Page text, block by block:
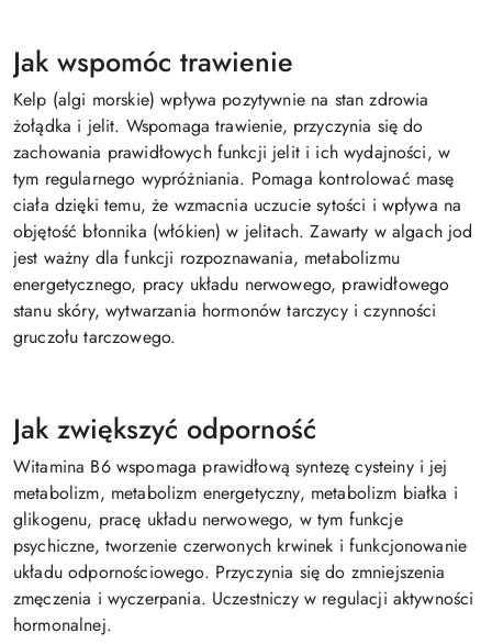
Jak wspomóc trawienie
Kelp (algi morskie) wpływa pozytywnie na stan zdrowia
żołądka i jelit. Wspomaga trawienie, przyczynia się do
zachowania prawidłowych funkcji jelit i ich wydajności, w
tym regularnego wypróżniania. Pomaga kontrolować masę
ciała dzięki temu, że wzmacnia uczucie sytości i wpływa na
objętość błonnika (włókien) w jelitach. Zawarty w algach jod
jest ważny dla funkcji rozpoznawania, metabolizmu
energetycznego, pracy układu nerwowego, prawidłowego
stanu skóry, wytwarzania hormonów tarczycy i czynności
gruczołu tarczowego.
Jak zwiększyć odporność
Witamina B6 wspomaga prawidłową syntezę cysteiny i jej
metabolizm, metabolizm energetyczny, metabolizm białka i
glikogenu, pracę układu nerwowego, w tym funkcje
psychiczne, tworzenie czerwonych krwinek i funkcjonowanie
układu odpornościowego. Przyczynia się do zmniejszenia
zmęczenia i wyczerpania. Uczestniczy w regulacji aktywności
hormonalnej.